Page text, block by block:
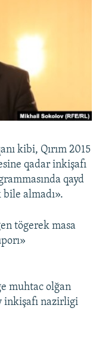
kibi, Qırım 2015
qadar inkişafı
qayd
almadı».
tögerek masa
muhtac olğan
inkişafı nazirligi